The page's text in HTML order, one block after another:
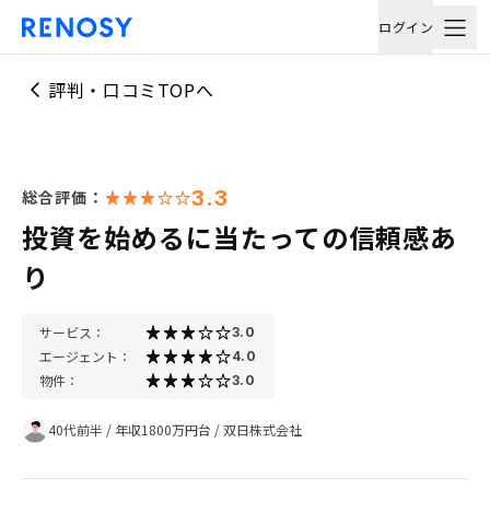
ログイン
評判・口コミTOPへ
総合評価： 3.3
投資を始めるに当たっての信頼感あ
り
サービス： 3.0
エージェント： 4.0
物件： 3.0
40代前半 / 年収1800万円台 /双日株式会社